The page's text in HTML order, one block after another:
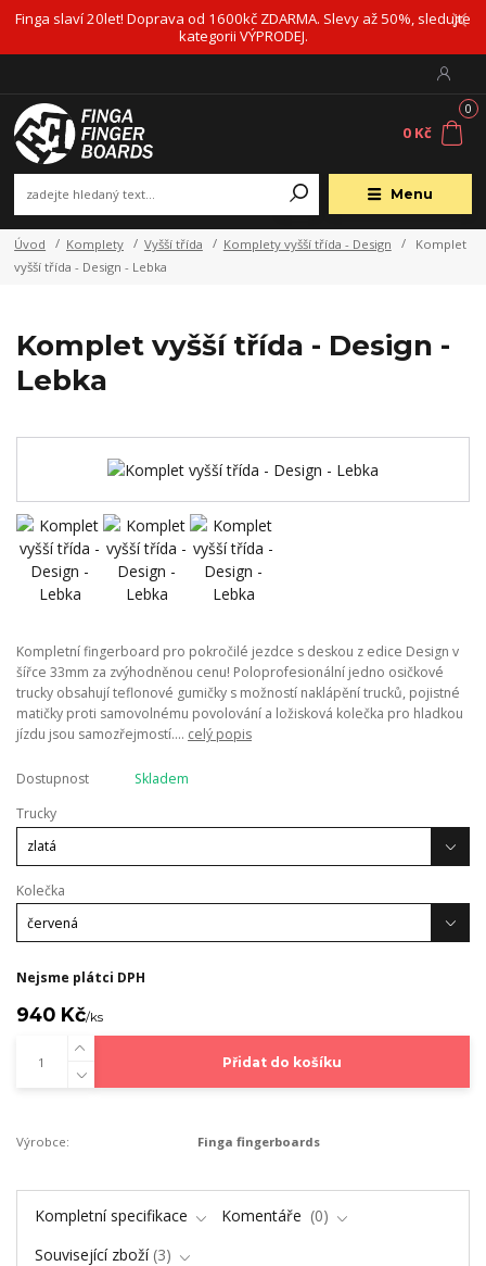
Finga slaví 20let! Doprava od 1600kč ZDARMA. Slevy až 50%, sledujte
kategorii VÝPRODEJ.
Menu
0
0 Kč
Úvod Komplety Vyšší třída Komplety vyšší třída - Design
Komplet
vyšší třída - Design - Lebka
Komplet vyšší třída - Design -
Lebka
Kompletní fingerboard pro pokročilé jezdce s deskou z edice Design v
šířce 33mm za zvýhodněnou cenu! Poloprofesionální jedno osičkové
trucky obsahují teflonové gumičky s možností naklápění trucků, pojistné
matičky proti samovolnému povolování a ložisková kolečka pro hladkou
jízdu jsou samozřejmostí.... celý popis
Dostupnost
Skladem
Trucky
Kolečka
Nejsme plátci DPH
940 Kč/ks
Přidat do košíku
Výrobce: Finga fingerboards
Kompletní specifikace Komentáře
0
Související zboží 3